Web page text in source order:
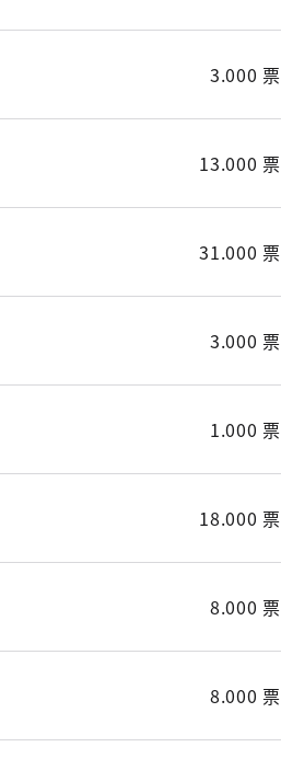
3.000 票
13.000 票
31.000 票
3.000 票
1.000 票
18.000 票
8.000 票
8.000 票